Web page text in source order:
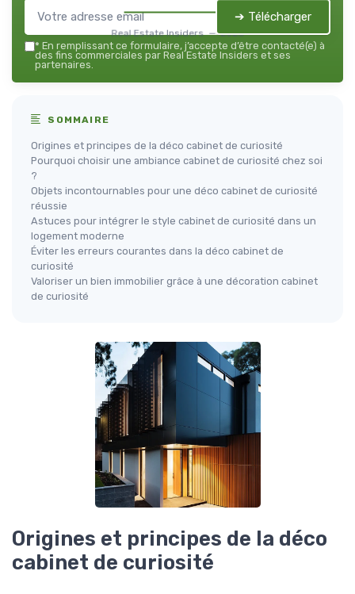
Real Estate Insiders — 2026
➔ Télécharger
* En remplissant ce formulaire, j’accepte d’être contacté(e) à
des fins commerciales par Real Estate Insiders et ses
partenaires.
SOMMAIRE
Origines et principes de la déco cabinet de curiosité
Pourquoi choisir une ambiance cabinet de curiosité chez soi
?
Objets incontournables pour une déco cabinet de curiosité
réussie
Astuces pour intégrer le style cabinet de curiosité dans un
logement moderne
Éviter les erreurs courantes dans la déco cabinet de
curiosité
Valoriser un bien immobilier grâce à une décoration cabinet
de curiosité
Origines et principes de la déco
cabinet de curiosité